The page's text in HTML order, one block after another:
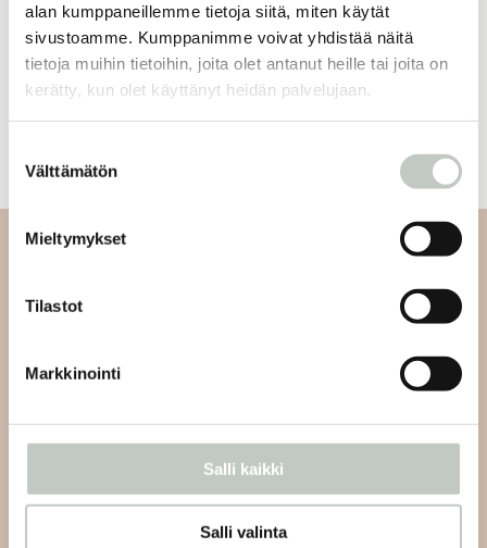
alan kumppaneillemme tietoja siitä, miten käytät
sivustoamme. Kumppanimme voivat yhdistää näitä
tietoja muihin tietoihin, joita olet antanut heille tai joita on
kerätty, kun olet käyttänyt heidän palvelujaan.
valinta
Välttämätön
Mieltymykset
Tilastot
Markkinointi
Salli kaikki
Salli valinta
Oletko jo jäsen?
Kirjaudu sisään
Tilaa uutiskirjeemme ja saat tiedon uusista tapahtumista
ja Roots Journaleista ensimmäisten joukossa: